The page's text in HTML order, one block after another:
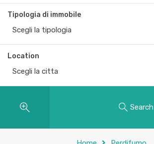
Tipologia di immobile
Scegli la tipologia
Location
Scegli la citta
Search